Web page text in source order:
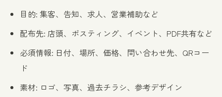
目的: 集客、告知、求人、営業補助など
配布先: 店頭、ポスティング、イベント、PDF共有など
必須情報: 日付、場所、価格、問い合わせ先、QRコー
ド
素材: ロゴ、写真、過去チラシ、参考デザイン